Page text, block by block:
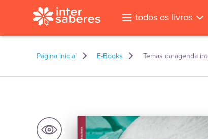
todos os livros
Página inicial E-Books Temas da agenda